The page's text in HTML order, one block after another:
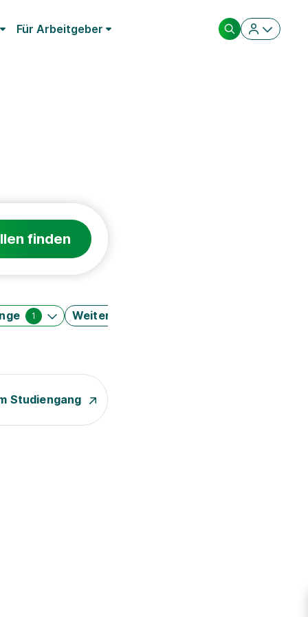
Für Arbeitgeber
finden
1 Weitere Filter
Studiengang